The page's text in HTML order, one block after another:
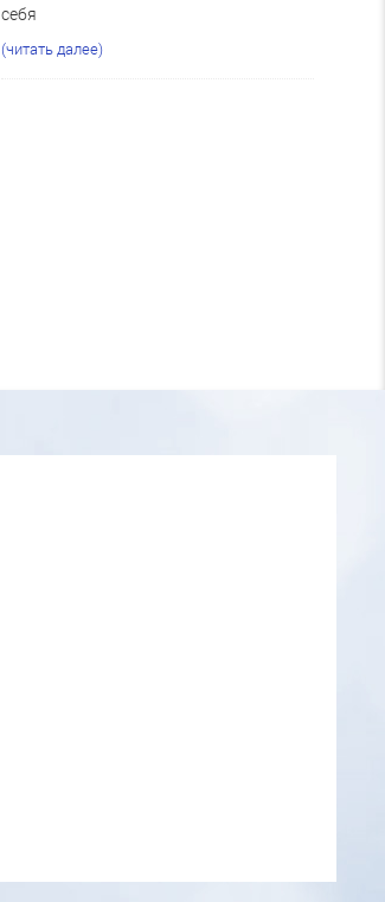
себя
(читать далее)